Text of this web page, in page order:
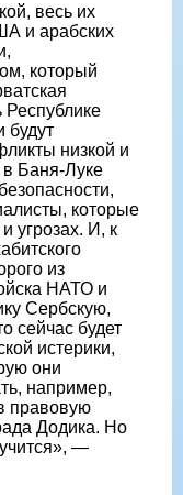
весь их
и арабских
который
Республике
будут
низкой и
в Баня-Луке
которые
угрозах. И, к
из
НАТО и
Сербскую,
сейчас будет
истерики,
они
например,
правовую
Додика. Но
—